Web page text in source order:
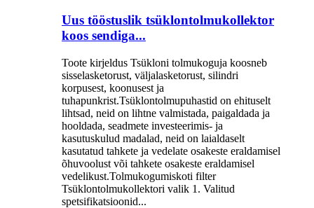
Uus tööstuslik tsüklontolmukollektor
koos sendiga...
Toote kirjeldus Tsükloni tolmukoguja koosneb
sisselasketorust, väljalasketorust, silindri
korpusest, koonusest ja
tuhapunkrist.Tsüklontolmupuhastid on ehituselt
lihtsad, neid on lihtne valmistada, paigaldada ja
hooldada, seadmete investeerimis- ja
kasutuskulud madalad, neid on laialdaselt
kasutatud tahkete ja vedelate osakeste eraldamisel
õhuvoolust või tahkete osakeste eraldamisel
vedelikust.Tolmukogumiskoti filter
Tsüklontolmukollektori valik 1. Valitud
spetsifikatsioonid...